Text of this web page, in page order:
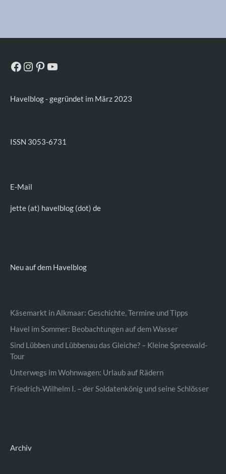
Facebook
Instagram
Pinterest
YouTube
Havelblog - gegründet im März 2023
ISSN 3053-6731
E-Mail
jette (at) havelblog (dot) de
Neu auf dem Havelblog
Käsemarkt in Alkmaar: Geschichte, Termine und Tipps
Havel im Sommer: Beobachtungen auf dem Wasser
Sind Lübben und Lübbenau das Gleiche? – Kleine Spreewald-
Tour
Unterwegs im Wohnwagen: Urlaub auf Rädern
Friedrich-Wilhelm I. – der Soldatenkönig und seine Schlösser
Archiv